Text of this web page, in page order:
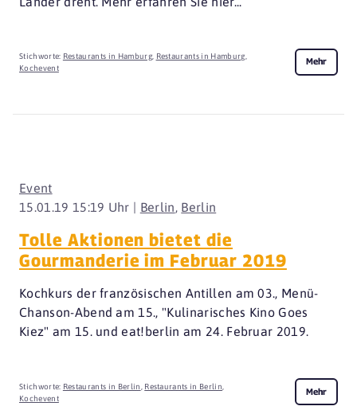
Stichworte: Restaurants in Hamburg, Restaurants in Hamburg,
Kochevent
Mehr
15.01.19 15:19 Uhr | Berlin, Berlin
Event
Tolle Aktionen bietet die
Gourmanderie im Februar 2019
Kochkurs der französischen Antillen am 03., Menü-
Chanson-Abend am 15., "Kulinarisches Kino Goes
Kiez" am 15. und eat!berlin am 24. Februar 2019.
Stichworte: Restaurants in Berlin Restaurants in Berlin
Kochevent
Mehr